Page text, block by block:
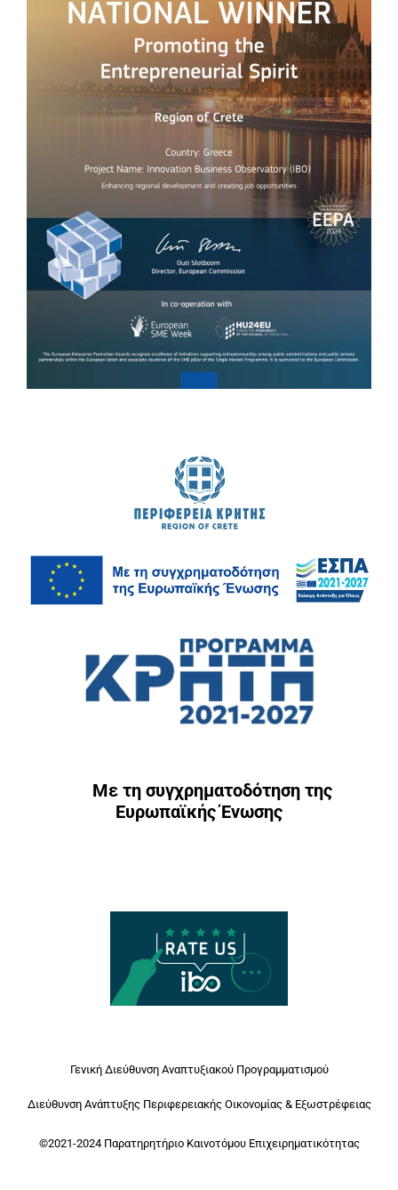
Με τη συγχρηματοδότηση της
Ευρωπαϊκής Ένωσης
Γενική Διεύθυνση Αναπτυξιακού Προγραμματισμού
Διεύθυνση Ανάπτυξης Περιφερειακής Οικονομίας & Εξωστρέφειας
©2021-2024 Παρατηρητήριο Καινοτόμου Επιχειρηματικότητας